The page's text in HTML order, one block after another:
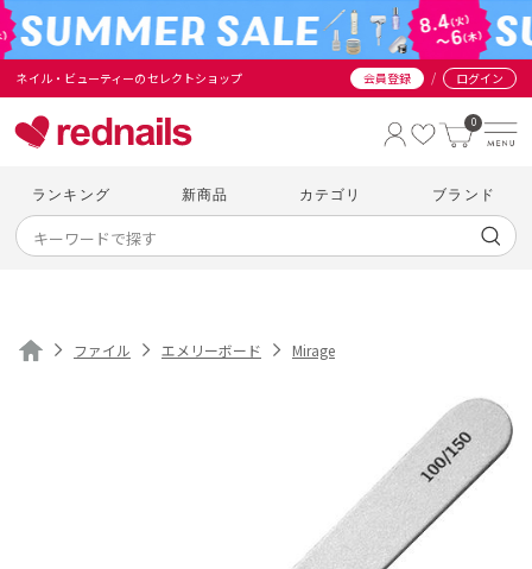
ネイル・ビューティーのセレクトショップ 会員登録 / ログイン
0
ランキング 新商品 カテゴリ ブランド
ファイル エメリーボード Mirage